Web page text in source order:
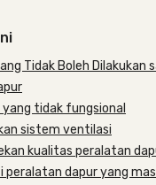
Tidak Boleh Dilakukan
tidak fungsional
sistem ventilasi
kualitas peralatan
peralatan dapur yang